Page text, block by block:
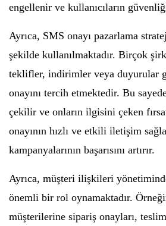
engellenir ve kullanıcıların
Ayrıca, SMS onayı pazarlama
şekilde kullanılmaktadır. Birçok
teklifler, indirimler veya duyurular
onayını tercih etmektedir. Bu
çekilir ve onların ilgisini çeken
onayının hızlı ve etkili iletişim
kampanyalarının başarısını artırır.
Ayrıca, müşteri ilişkileri
önemli bir rol oynamaktadır.
müşterilerine sipariş onayları,